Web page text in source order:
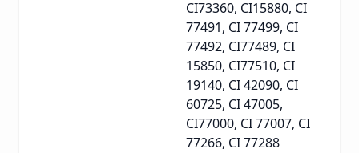
CI73360, CI15880, CI
77491, CI 77499, CI
77492, CI77489, CI
15850, CI77510, CI
19140, CI 42090, CI
60725, CI 47005,
CI77000, CI 77007, CI
77266, CI 77288